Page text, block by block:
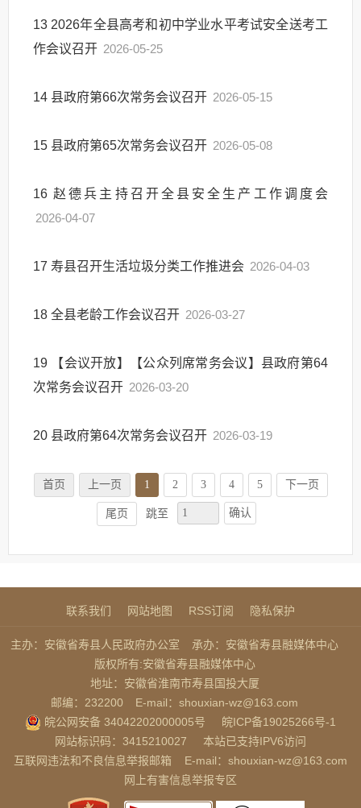
13 2026年全县高考和初中学业水平考试安全送考工
作会议召开 2026-05-25
14 县政府第66次常务会议召开 2026-05-15
15 县政府第65次常务会议召开 2026-05-08
16 赵德兵主持召开全县安全生产工作调度会
2026-04-07
17 寿县召开生活垃圾分类工作推进会 2026-04-03
18 全县老龄工作会议召开 2026-03-27
19
【会议开放】【公众列席常务会议】县政府第64
次常务会议召开 2026-03-20
20 县政府第64次常务会议召开 2026-03-19
首页 上一页 1 2 3 4 5 下一页
尾页 跳至 确认
联系我们 网站地图 RSS订阅 隐私保护
主办：安徽省寿县人民政府办公室
承办：安徽省寿县融媒体中心
版权所有:安徽省寿县融媒体中心
地址：安徽省淮南市寿县国投大厦
邮编：232200
E-mail：shouxian-wz@163.com
皖公网安备 34042202000005号
皖ICP备19025266号-1
网站标识码：3415210027
本站已支持IPV6访问
互联网违法和不良信息举报邮箱
E-mail：shouxian-wz@163.com
网上有害信息举报专区